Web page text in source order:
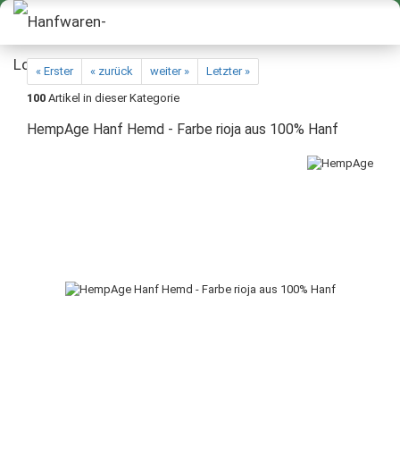
« Erster « zurück weiter »
Letzter »
100 Artikel in dieser Kategorie
HempAge Hanf Hemd - Farbe rioja aus 100% Hanf